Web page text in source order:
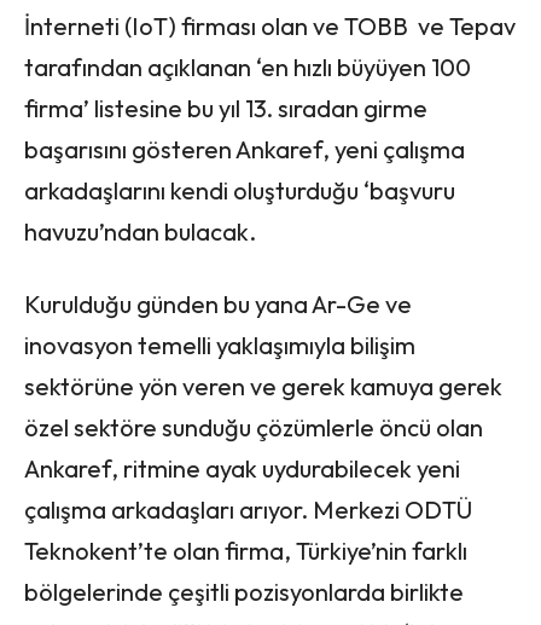
İnterneti (IoT) firması olan ve TOBB ve Tepav
tarafından açıklanan ‘en hızlı büyüyen 100
firma’ listesine bu yıl 13. sıradan girme
başarısını gösteren Ankaref, yeni çalışma
arkadaşlarını kendi oluşturduğu ‘başvuru
havuzu’ndan bulacak.
Kurulduğu günden bu yana Ar-Ge ve
inovasyon temelli yaklaşımıyla bilişim
sektörüne yön veren ve gerek kamuya gerek
özel sektöre sunduğu çözümlerle öncü olan
Ankaref, ritmine ayak uydurabilecek yeni
çalışma arkadaşları arıyor. Merkezi ODTÜ
Teknokent’te olan firma, Türkiye’nin farklı
bölgelerinde çeşitli pozisyonlarda birlikte